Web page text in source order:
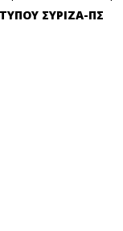
ΣΥΡΙΖΑ-ΠΣ